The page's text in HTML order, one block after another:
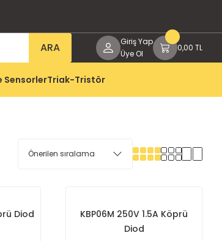
ARA
Giriş Yap
Üye Ol
0,00 TL
SensorlerTriak-Tristör
Diod
KBP06M 250V 1.5A Köprü
Diod